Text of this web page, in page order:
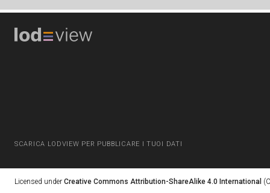
SCARICA LODVIEW PER PUBBLICARE I TUOI DATI
Licensed under Creative Commons Attribution-ShareAlike 4.0 International